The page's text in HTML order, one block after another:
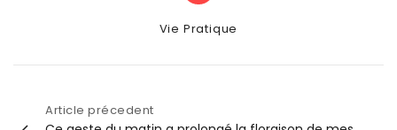
Categories
Vie Pratique
Article précedent